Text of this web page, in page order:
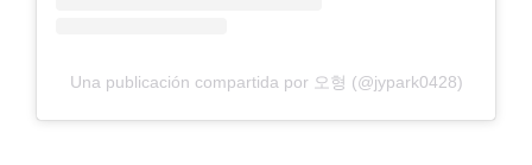
Una publicación compartida por 오형 (@jypark0428)